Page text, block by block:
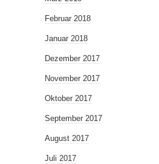
Februar 2018
Januar 2018
Dezember 2017
November 2017
Oktober 2017
September 2017
August 2017
Juli 2017